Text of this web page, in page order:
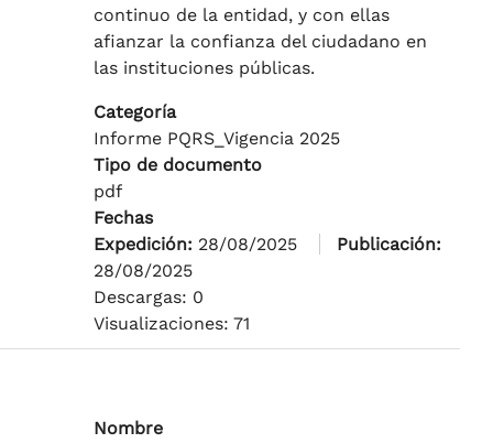
continuo de la entidad, y con ellas
afianzar la confianza del ciudadano en
las instituciones públicas.
Categoría
Informe PQRS_Vigencia 2025
Tipo de documento
pdf
Fechas
Expedición: 28/08/2025
Publicación:
28/08/2025
Descargas: 0
Visualizaciones: 71
Nombre